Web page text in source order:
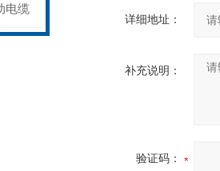
安全
电缆
详细地址：
补充说明：
验证码：